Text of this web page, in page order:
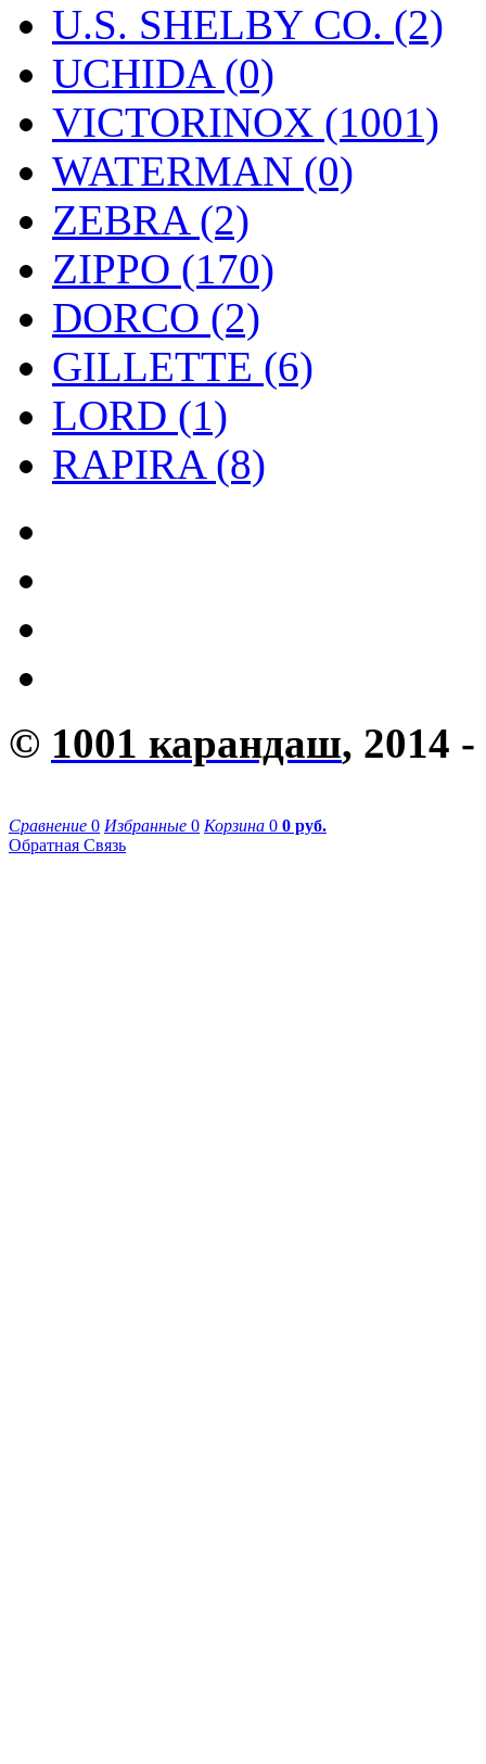
U.S. SHELBY CO. (2)
UCHIDA (0)
VICTORINOX (1001)
WATERMAN (0)
ZEBRA (2)
ZIPPO (170)
DORCO (2)
GILLETTE (6)
LORD (1)
RAPIRA (8)
© 1001 карандаш, 2014 -
Сравнение 0 Избранные 0 Корзина 0 0 руб.
Обратная Связь